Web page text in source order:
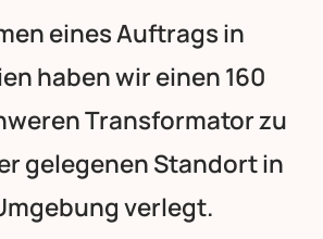
eines Auftrags in
haben wir einen 160
Transformator zu
gelegenen Standort in
verlegt.